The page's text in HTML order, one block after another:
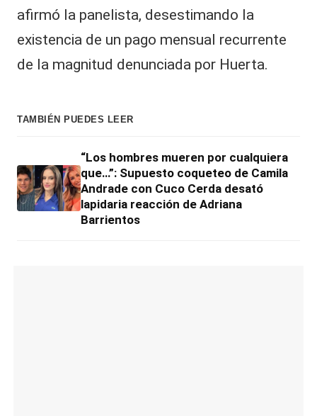
afirmó la panelista, desestimando la
existencia de un pago mensual recurrente
de la magnitud denunciada por Huerta.
TAMBIÉN PUEDES LEER
“Los hombres mueren por cualquiera
que…”: Supuesto coqueteo de Camila
Andrade con Cuco Cerda desató
lapidaria reacción de Adriana
Barrientos